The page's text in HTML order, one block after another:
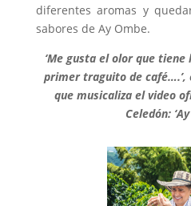
diferentes aromas y
sabores de Ay Ombe.
‘Me gusta el olor que
primer traguito de café….’,
que musicaliza el video
Celedón: